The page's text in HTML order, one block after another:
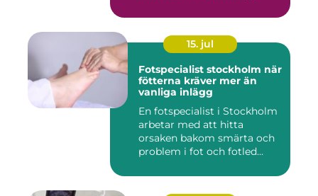
15. jul
Fotspecialist stockholm när
fötterna kräver mer än
vanliga inlägg
En fotspecialist i Stockholm
arbetar med att hitta
orsaken bakom smärta och
problem i fot och fotled...